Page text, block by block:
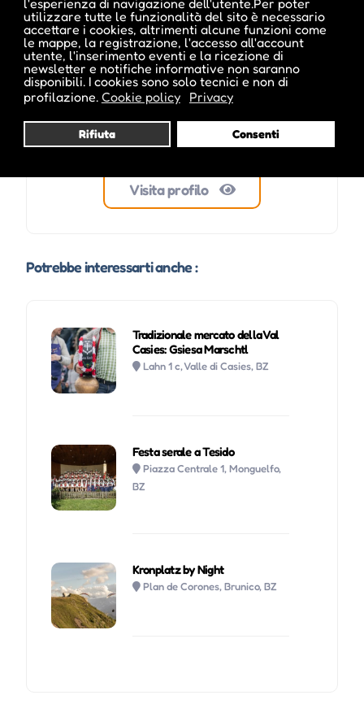
l'esperienza di navigazione dell'utente.Per poter
utilizzare tutte le funzionalità del sito è necessario
accettare i cookies, altrimenti alcune funzioni come
le mappe, la registrazione, l'accesso all'account
utente, l'inserimento eventi e la ricezione di
newsletter e notifiche informative non saranno
disponibili. I cookies sono solo tecnici e non di
profilazione. Cookie policy Privacy
Rifiuta Consenti
Visita profilo
Potrebbe interessarti anche :
Tradizionale mercato della Val
Casies: Gsiesa Marschtl
Lahn 1 c, Valle di Casies, BZ
Festa serale a Tesido
Piazza Centrale 1, Monguelfo,
BZ
Kronplatz by Night
Plan de Corones, Brunico, BZ